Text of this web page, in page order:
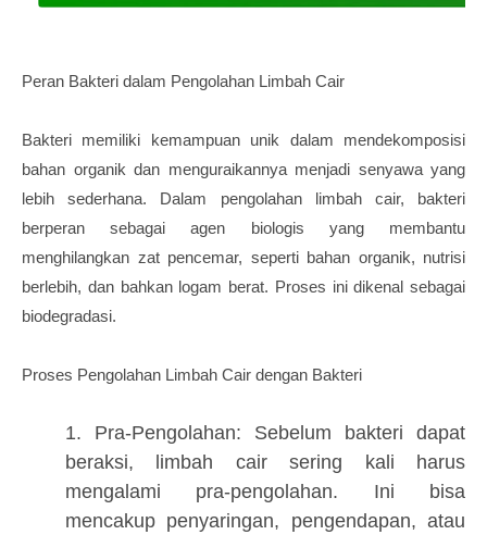
Peran Bakteri dalam Pengolahan Limbah Cair
Bakteri memiliki kemampuan unik dalam mendekomposisi
bahan organik dan menguraikannya menjadi senyawa yang
lebih sederhana. Dalam pengolahan limbah cair, bakteri
berperan sebagai agen biologis yang membantu
menghilangkan zat pencemar, seperti bahan organik, nutrisi
berlebih, dan bahkan logam berat. Proses ini dikenal sebagai
biodegradasi.
Proses Pengolahan Limbah Cair dengan Bakteri
1. Pra-Pengolahan: Sebelum bakteri dapat
beraksi, limbah cair sering kali harus
mengalami pra-pengolahan. Ini bisa
mencakup penyaringan, pengendapan, atau